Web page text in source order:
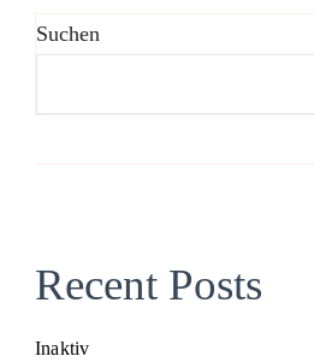
Suchen
Recent Posts
Inaktiv